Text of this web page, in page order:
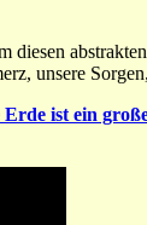
unsere
Erde ist ein